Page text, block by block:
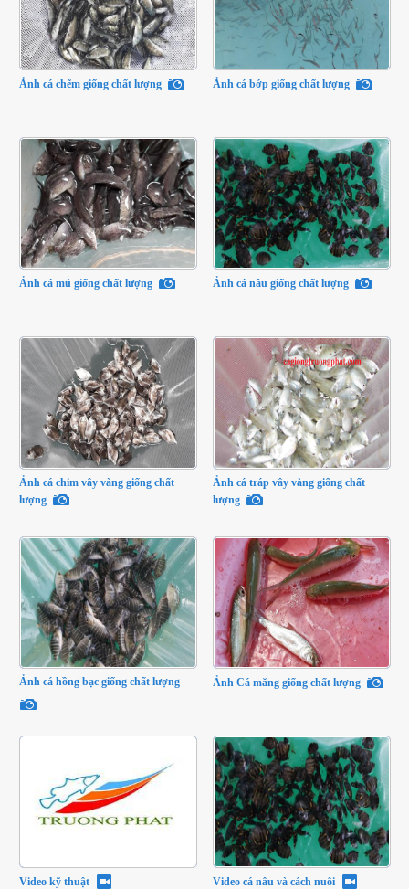
Ảnh cá chẽm giống chất lượng Ảnh cá bớp giống chất lượng
Ảnh cá mú giống chất lượng Ảnh cá nâu giống chất lượng
Ảnh cá chim vây vàng giống chất
lượng
Ảnh cá tráp vây vàng giống chất
lượng
Ảnh cá hồng bạc giống chất lượng Ảnh Cá măng giống chất lượng
Video kỹ thuật Video cá nâu và cách nuôi